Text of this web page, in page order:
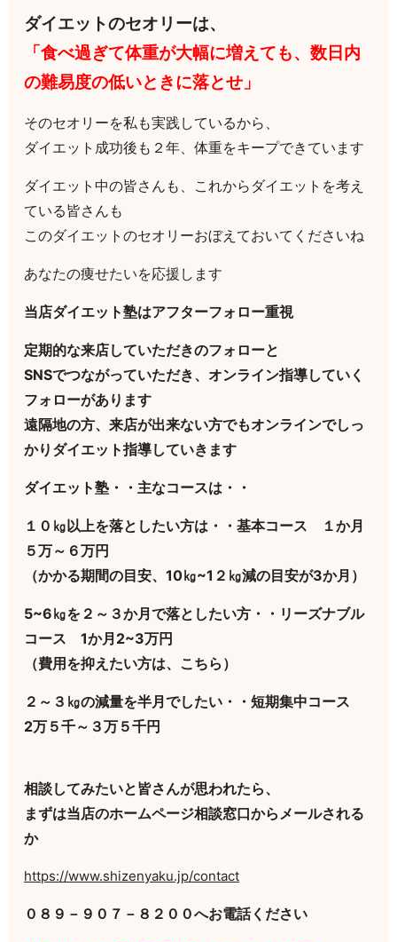
ダイエットのセオリーは、
「食べ過ぎて体重が大幅に増えても、数日内
の難易度の低いときに落とせ」
そのセオリーを私も実践しているから、
ダイエット成功後も２年、体重をキープできています
ダイエット中の皆さんも、これからダイエットを考え
ている皆さんも
このダイエットのセオリーおぼえておいてくださいね
あなたの痩せたいを応援します
当店ダイエット塾はアフターフォロー重視
定期的な来店していただきのフォローと
SNSでつながっていただき、オンライン指導していく
フォローがあります
遠隔地の方、来店が出来ない方でもオンラインでしっ
かりダイエット指導していきます
ダイエット塾・・主なコースは・・
１０㎏以上を落としたい方は・・基本コース １か月
５万～６万円
（かかる期間の目安、10㎏~1２㎏減の目安が3か月）
5~6㎏を２～３か月で落としたい方・・リーズナブル
コース 1か月2~3万円
（費用を抑えたい方は、こちら）
２～３㎏の減量を半月でしたい・・短期集中コース
2万５千～３万５千円
相談してみたいと皆さんが思われたら、
まずは当店のホームページ相談窓口からメールされる
か
https://www.shizenyaku.jp/contact
０８９－９０７－８２００へお電話ください